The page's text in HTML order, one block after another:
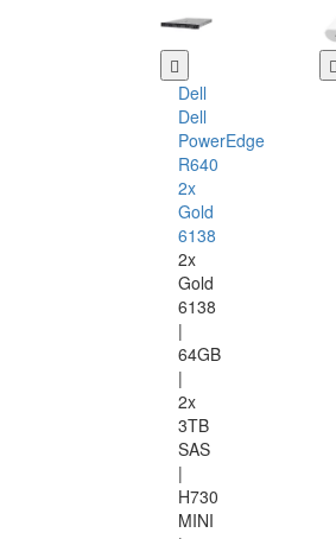
Dell
Dell
PowerEdge
R640
2x
Gold
6138
2x
Gold
6138
|
64GB
|
2x
3TB
SAS
|
H730
MINI